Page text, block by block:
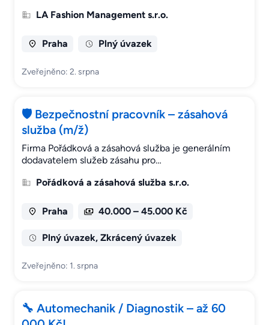
LA Fashion Management s.r.o.
Praha Plný úvazek
Zveřejněno: 2. srpna
🛡️ Bezpečnostní pracovník – zásahová
služba (m/ž)
Firma Pořádková a zásahová služba je generálním
dodavatelem služeb zásahu pro…
Pořádková a zásahová služba s.r.o.
Praha 40.000 – 45.000 Kč
Plný úvazek, Zkrácený úvazek
Zveřejněno: 1. srpna
🔧 Automechanik / Diagnostik – až 60